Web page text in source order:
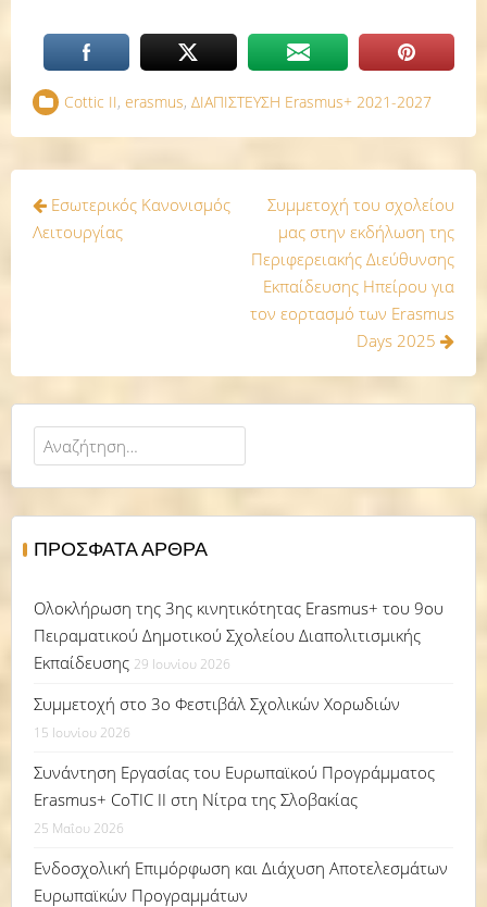
Cottic II, erasmus, ΔΙΑΠΙΣΤΕΥΣΗ Erasmus+ 2021-2027
Πλοήγηση
άρθρων
Εσωτερικός Κανονισμός
Λειτουργίας
Συμμετοχή του σχολείου
μας στην εκδήλωση της
Περιφερειακής Διεύθυνσης
Εκπαίδευσης Ηπείρου για
τον εορτασμό των Erasmus
Days 2025
Αναζήτηση
για:
ΠΡΌΣΦΑΤΑ ΆΡΘΡΑ
Ολοκλήρωση της 3ης κινητικότητας Erasmus+ του 9ου
Πειραματικού Δημοτικού Σχολείου Διαπολιτισμικής
Εκπαίδευσης 29 Ιουνίου 2026
Συμμετοχή στο 3ο Φεστιβάλ Σχολικών Χορωδιών
15 Ιουνίου 2026
Συνάντηση Εργασίας του Ευρωπαϊκού Προγράμματος
Erasmus+ CoTIC II στη Νίτρα της Σλοβακίας
25 Μαΐου 2026
Ενδοσχολική Επιμόρφωση και Διάχυση Αποτελεσμάτων
Ευρωπαϊκών Προγραμμάτων